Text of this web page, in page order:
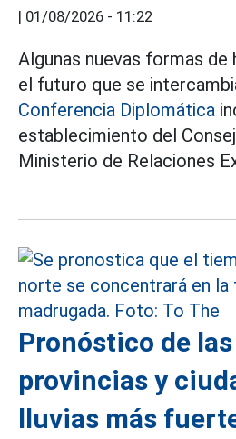
| 01/08/2026 - 11:22
Algunas nuevas formas de
el futuro que se
Conferencia Diplomática
establecimiento del
Ministerio de Relaciones
Pronóstico de
provincias y
lluvias más